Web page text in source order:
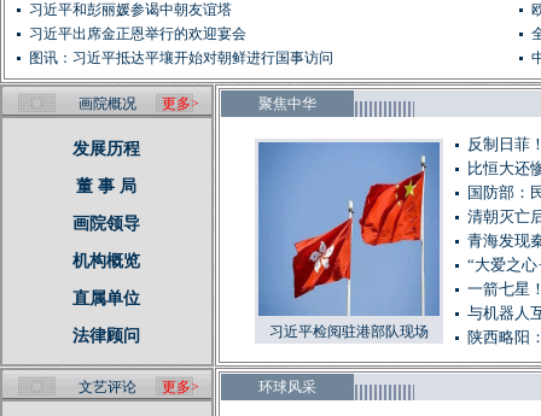
习近平和彭丽媛参谒中朝友谊塔
习近平出席金正恩举行的欢迎宴会
图讯：习近平抵达平壤开始对朝鲜进行国事访问
画院概况 更多>
发展历程
董 事 局
画院领导
机构概览
直属单位
法律顾问
聚焦中华
习近平检阅驻港部队现场
反制日菲
比恒大还
国防部：
清朝灭亡
青海发现
“大爱之
一箭七星
与机器人
陕西略阳
文艺评论 更多> 环球风采